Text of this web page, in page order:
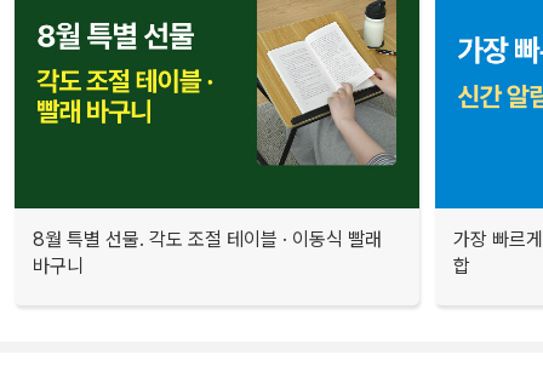
8월 특별 선물. 각도 조절 테이블 · 이동식 빨래
바구니
가장 빠르
합